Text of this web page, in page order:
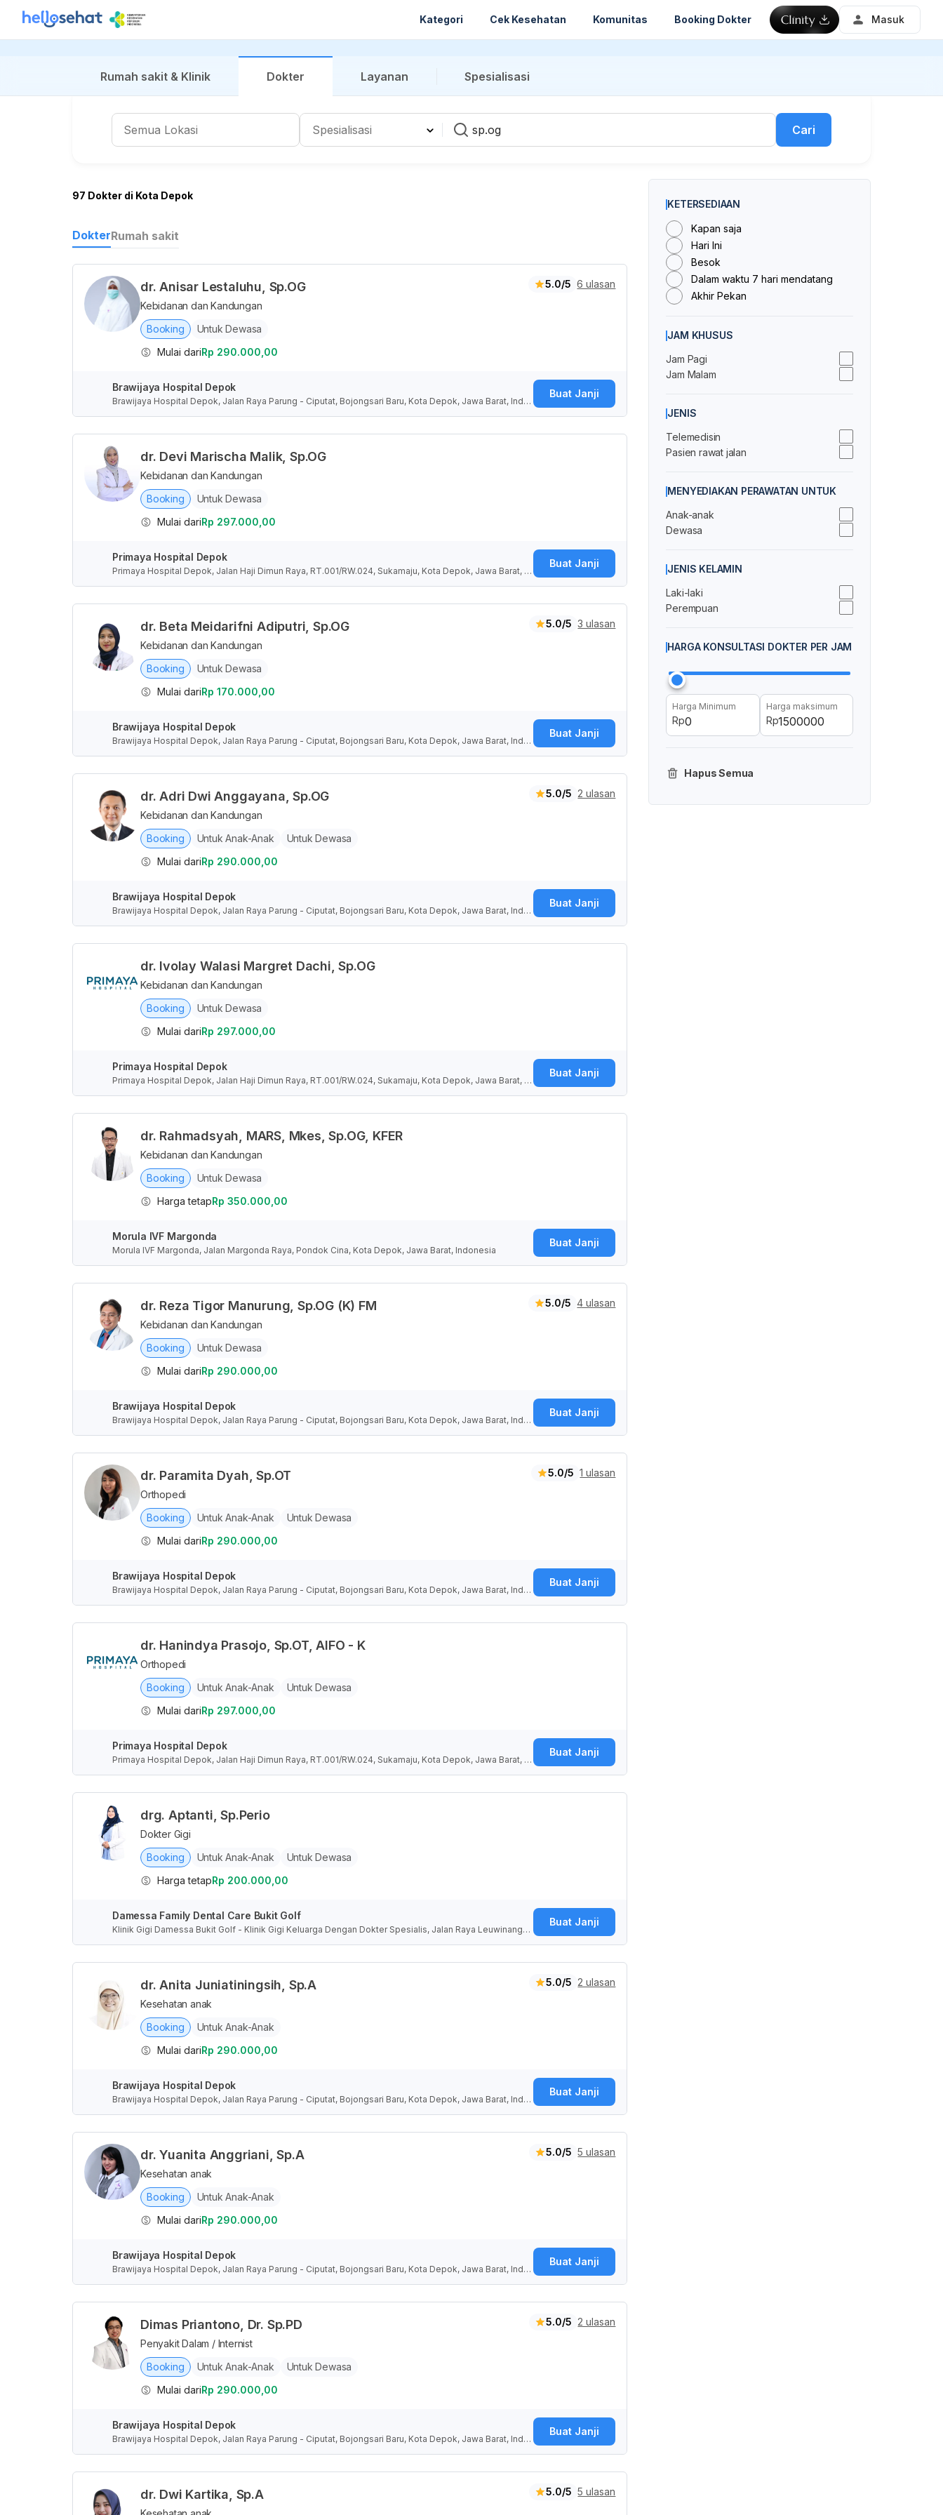
Kategori Cek Kesehatan Komunitas Booking Dokter Masuk
Rumah sakit & Klinik Dokter Layanan Spesialisasi
Cari
97 Dokter di Kota Depok
DokterRumah sakit
5.0/5 6 ulasan
dr. Anisar Lestaluhu, Sp.OG
Kebidanan dan Kandungan
Booking
Untuk Dewasa
Mulai dariRp 290.000,00
Brawijaya Hospital Depok
Brawijaya Hospital Depok, Jalan Raya Parung - Ciputat, Bojongsari Baru, Kota Depok, Jawa Barat, Indo
nesia
Buat Janji
dr. Devi Marischa Malik, Sp.OG
Kebidanan dan Kandungan
Booking
Untuk Dewasa
Mulai dariRp 297.000,00
Primaya Hospital Depok
Primaya Hospital Depok, Jalan Haji Dimun Raya, RT.001/RW.024, Sukamaju, Kota Depok, Jawa Barat, In
donesia
Buat Janji
5.0/5 3 ulasan
dr. Beta Meidarifni Adiputri, Sp.OG
Kebidanan dan Kandungan
Booking
Untuk Dewasa
Mulai dariRp 170.000,00
Brawijaya Hospital Depok
Brawijaya Hospital Depok, Jalan Raya Parung - Ciputat, Bojongsari Baru, Kota Depok, Jawa Barat, Indo
nesia
Buat Janji
5.0/5 2 ulasan
dr. Adri Dwi Anggayana, Sp.OG
Kebidanan dan Kandungan
Booking
Untuk Anak-Anak
Untuk Dewasa
Mulai dariRp 290.000,00
Brawijaya Hospital Depok
Brawijaya Hospital Depok, Jalan Raya Parung - Ciputat, Bojongsari Baru, Kota Depok, Jawa Barat, Indo
nesia
Buat Janji
dr. Ivolay Walasi Margret Dachi, Sp.OG
Kebidanan dan Kandungan
Booking
Untuk Dewasa
Mulai dariRp 297.000,00
Primaya Hospital Depok
Primaya Hospital Depok, Jalan Haji Dimun Raya, RT.001/RW.024, Sukamaju, Kota Depok, Jawa Barat, In
donesia
Buat Janji
dr. Rahmadsyah, MARS, Mkes, Sp.OG, KFER
Kebidanan dan Kandungan
Booking
Untuk Dewasa
Harga tetapRp 350.000,00
Morula IVF Margonda
Morula IVF Margonda, Jalan Margonda Raya, Pondok Cina, Kota Depok, Jawa Barat, Indonesia
Buat Janji
5.0/5 4 ulasan
dr. Reza Tigor Manurung, Sp.OG (K) FM
Kebidanan dan Kandungan
Booking
Untuk Dewasa
Mulai dariRp 290.000,00
Brawijaya Hospital Depok
Brawijaya Hospital Depok, Jalan Raya Parung - Ciputat, Bojongsari Baru, Kota Depok, Jawa Barat, Indo
nesia
Buat Janji
5.0/5 1 ulasan
dr. Paramita Dyah, Sp.OT
Orthopedi
Booking
Untuk Anak-Anak
Untuk Dewasa
Mulai dariRp 290.000,00
Brawijaya Hospital Depok
Brawijaya Hospital Depok, Jalan Raya Parung - Ciputat, Bojongsari Baru, Kota Depok, Jawa Barat, Indo
nesia
Buat Janji
dr. Hanindya Prasojo, Sp.OT, AIFO - K
Orthopedi
Booking
Untuk Anak-Anak
Untuk Dewasa
Mulai dariRp 297.000,00
Primaya Hospital Depok
Primaya Hospital Depok, Jalan Haji Dimun Raya, RT.001/RW.024, Sukamaju, Kota Depok, Jawa Barat, In
donesia
Buat Janji
drg. Aptanti, Sp.Perio
Dokter Gigi
Booking
Untuk Anak-Anak
Untuk Dewasa
Harga tetapRp 200.000,00
Damessa Family Dental Care Bukit Golf
Klinik Gigi Damessa Bukit Golf - Klinik Gigi Keluarga Dengan Dokter Spesialis, Jalan Raya Leuwinanggu
ng, RT.001/RW.003, Leuwinanggung, Kota Depok, Jawa Barat, Indonesia
Buat Janji
5.0/5 2 ulasan
dr. Anita Juniatiningsih, Sp.A
Kesehatan anak
Booking
Untuk Anak-Anak
Mulai dariRp 290.000,00
Brawijaya Hospital Depok
Brawijaya Hospital Depok, Jalan Raya Parung - Ciputat, Bojongsari Baru, Kota Depok, Jawa Barat, Indo
nesia
Buat Janji
5.0/5 5 ulasan
dr. Yuanita Anggriani, Sp.A
Kesehatan anak
Booking
Untuk Anak-Anak
Mulai dariRp 290.000,00
Brawijaya Hospital Depok
Brawijaya Hospital Depok, Jalan Raya Parung - Ciputat, Bojongsari Baru, Kota Depok, Jawa Barat, Indo
nesia
Buat Janji
5.0/5 2 ulasan
Dimas Priantono, Dr. Sp.PD
Penyakit Dalam / Internist
Booking
Untuk Anak-Anak
Untuk Dewasa
Mulai dariRp 290.000,00
Brawijaya Hospital Depok
Brawijaya Hospital Depok, Jalan Raya Parung - Ciputat, Bojongsari Baru, Kota Depok, Jawa Barat, Indo
nesia
Buat Janji
5.0/5 5 ulasan
dr. Dwi Kartika, Sp.A
KETERSEDIAAN
Kapan saja
Hari Ini
Besok
Dalam waktu 7 hari mendatang
Akhir Pekan
JAM KHUSUS
Jam Pagi
Jam Malam
JENIS
Telemedisin
Pasien rawat jalan
MENYEDIAKAN PERAWATAN UNTUK
Anak-anak
Dewasa
JENIS KELAMIN
Laki-laki
Perempuan
HARGA KONSULTASI DOKTER PER JAM
Harga Minimum
Rp
Harga maksimum
Rp
Hapus Semua